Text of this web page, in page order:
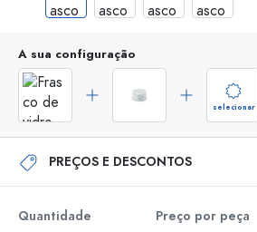
A sua configuração
selecionar
PREÇOS E DESCONTOS
Quantidade Preço por peça